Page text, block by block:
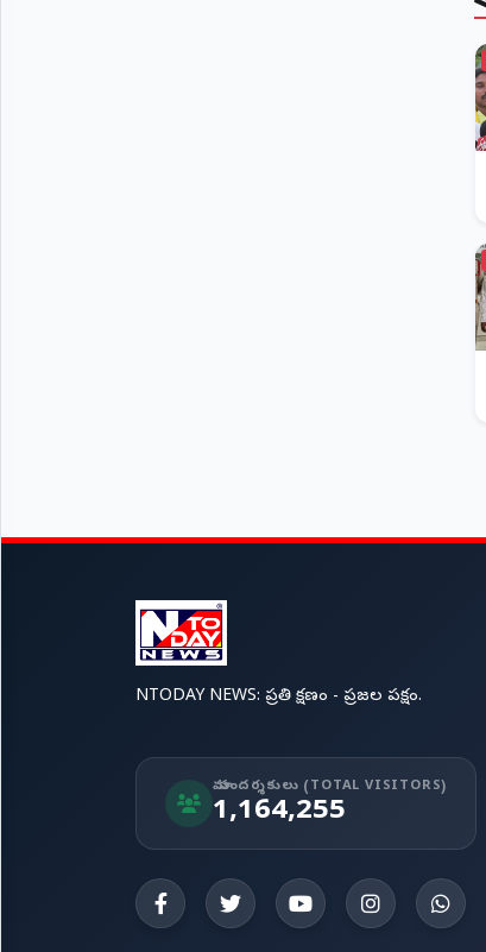
NTODAY NEWS: ప్రతి క్షణం - ప్రజల పక్షం.
మా సందర్శకులు (TOTAL VISITORS)
1,164,255